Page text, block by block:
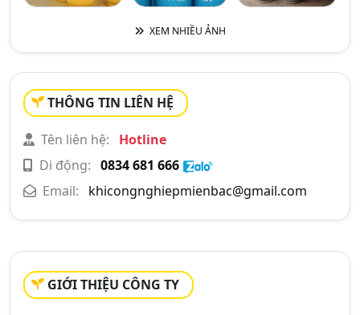
XEM NHIỀU ẢNH
THÔNG TIN LIÊN HỆ
Tên liên hệ:
Hotline
Di động: 0834 681 666
Email:
khicongnghiepmienbac@gmail.com
GIỚI THIỆU CÔNG TY